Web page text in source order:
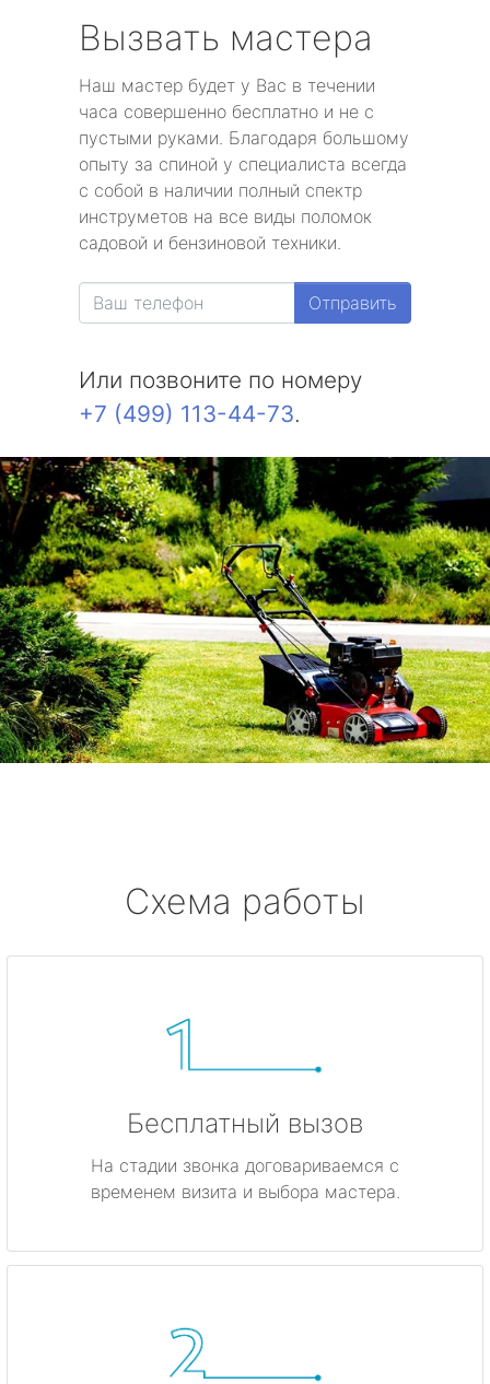
Вызвать мастера
Наш мастер будет у Вас в течении
часа совершенно бесплатно и не с
пустыми руками. Благодаря большому
опыту за спиной у специалиста всегда
с собой в наличии полный спектр
инструметов на все виды поломок
садовой и бензиновой техники.
Отправить
Или позвоните по номеру
+7 (499) 113-44-73.
Схема работы
Бесплатный вызов
На стадии звонка договариваемся с
временем визита и выбора мастера.